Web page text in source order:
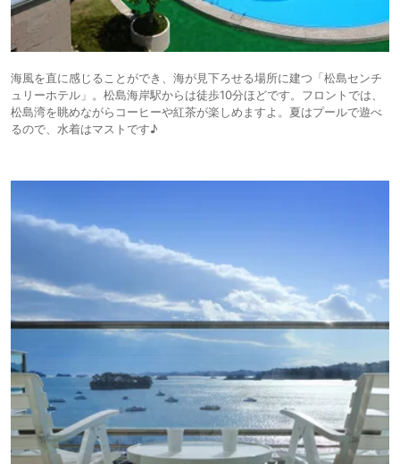
海風を直に感じることができ、海が見下ろせる場所に建つ「松島センチ
ュリーホテル」。松島海岸駅からは徒歩10分ほどです。フロントでは、
松島湾を眺めながらコーヒーや紅茶が楽しめますよ。夏はプールで遊べ
るので、水着はマストです♪